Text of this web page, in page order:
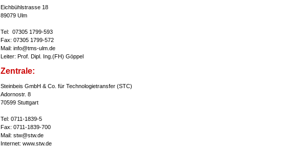
Eichbühlstrasse 18
89079 Ulm
Tel: 07305 1799-593
Fax: 07305 1799-572
Mail: info@tms-ulm.de
Leiter: Prof. Dipl. Ing.(FH) Göppel
Zentrale:
Steinbeis GmbH & Co. für Technologietransfer (STC)
Adornostr. 8
70599 Stuttgart
Tel: 0711-1839-5
Fax: 0711-1839-700
Mail: stw@stw.de
Internet: www.stw.de